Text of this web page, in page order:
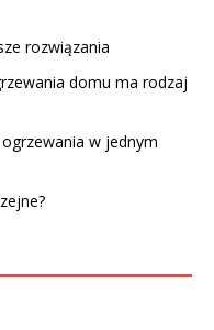
rozwiązania
domu ma rodzaj
ogrzewania w jednym